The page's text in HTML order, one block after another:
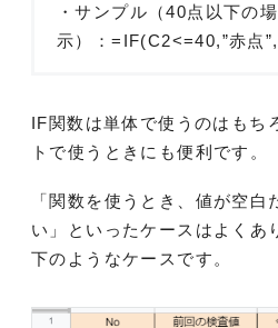
・サンプル（40点以下の
示）：=IF(C2<=40,”赤点
IF関数は単体で使うのはもち
トで使うときにも便利です。
「関数を使うとき、値が空
い」といったケースはよくあ
下のようなケースです。